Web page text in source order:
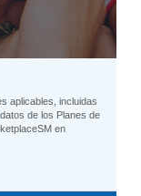
aplicables, incluidas
de los Planes de
en